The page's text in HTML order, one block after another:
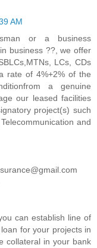
AM
or a business
business ??, we offer
LCs, CDs
rate of 4%+2% of the
a genuine
our leased facilities
project(s) such
and
can establish line of
for your projects in
collateral in your bank